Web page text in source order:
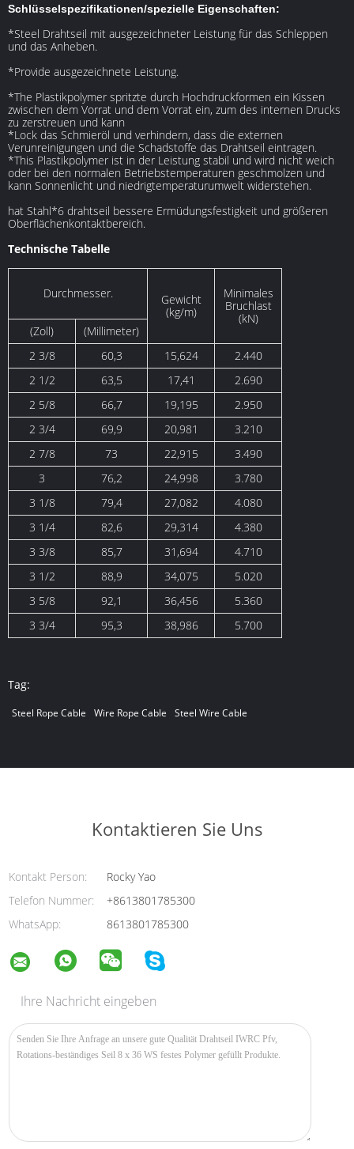
Schlüsselspezifikationen/spezielle Eigenschaften:
*Steel Drahtseil mit ausgezeichneter Leistung für das Schleppen
und das Anheben.
*Provide ausgezeichnete Leistung.
*The Plastikpolymer spritzte durch Hochdruckformen ein Kissen
zwischen dem Vorrat und dem Vorrat ein, zum des internen Drucks
zu zerstreuen und kann
*Lock das Schmieröl und verhindern, dass die externen
Verunreinigungen und die Schadstoffe das Drahtseil eintragen.
*This Plastikpolymer ist in der Leistung stabil und wird nicht weich
oder bei den normalen Betriebstemperaturen geschmolzen und
kann Sonnenlicht und niedrigtemperaturumwelt widerstehen.
hat Stahl*6 drahtseil bessere Ermüdungsfestigkeit und größeren
Oberflächenkontaktbereich.
Technische Tabelle
Durchmesser.
Gewicht
(kg/m)
Minimales
Bruchlast
(kN)
(Zoll)
(Millimeter)
2 3/8
60,3 15,624
2.440
2 1/2
63,5 17,41
2.690
2 5/8
66,7 19,195
2.950
2 3/4
69,9 20,981
3.210
2 7/8
73 22,915
3.490
3
76,2 24,998
3.780
3 1/8
79,4 27,082
4.080
3 1/4
82,6 29,314
4.380
3 3/8
85,7 31,694
4.710
3 1/2
88,9 34,075
5.020
3 5/8
92,1 36,456
5.360
3 3/4
95,3 38,986 5.700
Tag:
Steel Rope Cable Wire Rope Cable Steel Wire Cable
Kontaktieren Sie Uns
Kontakt Person:
Rocky Yao
Telefon Nummer:
+8613801785300
WhatsApp:
8613801785300
Ihre Nachricht eingeben